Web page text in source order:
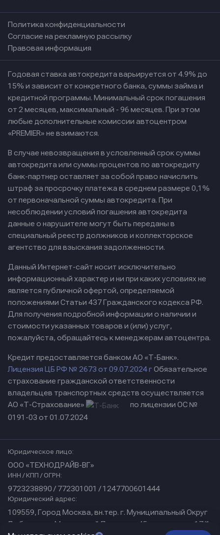
Политика конфиденциальности
Согласие на рекламную рассылку
Правовая информация
Годовая ставка автокредита варьируется от 4.9% до
15% и зависит от конкретного банка, суммы займа и
кредитной программы. Минимальный срок погашения
от 2 месяцев, максимальный - 96 месяцев. При этом
любые дополнительные комиссии автоцентром
«PREMIER» не взимаются.
В случае невозвращения в условленный срок суммы
автокредита или суммы процентов по автокредиту
банк-партнер оставляет за собой право начислить
штраф за просрочку платежа в среднем размере 0,1%
от первоначальной суммы автокредита. При
несоблюдении условий погашения автокредита
данные о нарушителе могут быть переданы в
специальный реестр должников и коллекторское
агентство для взыскания задолженности.
Данный Интернет-сайт носит исключительно
информационный характер и ни при каких условиях не
является публичной офертой, определяемой
положениями Статьи 437 Гражданского кодекса РФ.
Для получения подробной информации о наличии и
стоимости указанных товаров и (или) услуг,
пожалуйста, обращайтесь к менеджерам автоцентра.
Кредит предоставляется банком АО «Т-Банк».
Лицензия ЦБ РФ № 2673 от 09.07.2024 гОбязательное
страхование гражданской ответственности
владельцев транспортных средств осуществляется
АО «Т-Страхование»
по лицензии ОС №
0191-03 от 01.07.2024
Юридическое лицо:
ООО «ТЕХНОДРАЙВ-ВГ»
ИНН / КПП / ОГРН:
9723238890 / 772301001 / 1247700601444
Юридический адрес:
109559, Город Москва, вн.тер. г. Муниципальный Округ
Люблино, ул Марьинский Парк, дом 45, помещение 17/1